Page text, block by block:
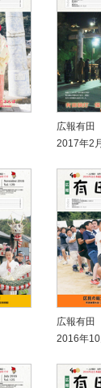
広報有田
2017年2
広報有田
2016年